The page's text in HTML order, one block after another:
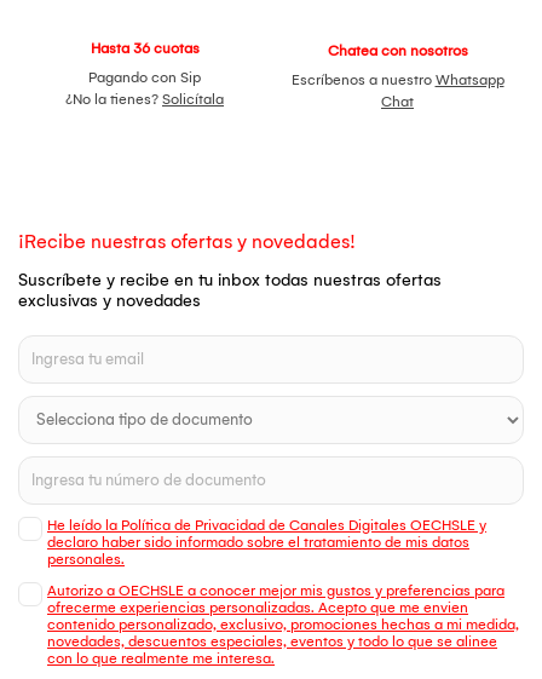
Hasta 36 cuotas
Pagando con Sip
¿No la tienes? Solicítala
Chatea con nosotros
Escríbenos a nuestro Whatsapp
Chat
¡Recibe nuestras ofertas y novedades!
Suscríbete y recibe en tu inbox todas nuestras ofertas
exclusivas y novedades
He leído la Política de Privacidad de Canales Digitales OECHSLE y
declaro haber sido informado sobre el tratamiento de mis datos
personales.
Autorizo a OECHSLE a conocer mejor mis gustos y preferencias para
ofrecerme experiencias personalizadas. Acepto que me envien
contenido personalizado, exclusivo, promociones hechas a mi medida,
novedades, descuentos especiales, eventos y todo lo que se alinee
con lo que realmente me interesa.